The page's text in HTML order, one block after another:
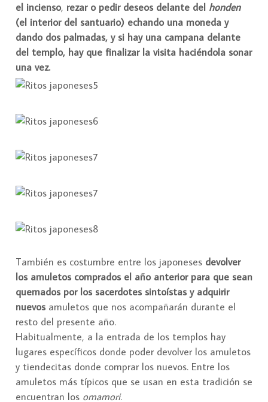
el incienso, rezar o pedir deseos delante del honden
(el interior del santuario) echando una moneda y
dando dos palmadas, y si hay una campana delante
del templo, hay que finalizar la visita haciéndola sonar
una vez.
También es costumbre entre los japoneses devolver
los amuletos comprados el año anterior para que sean
quemados por los sacerdotes sintoístas y adquirir
nuevos amuletos que nos acompañarán durante el
resto del presente año.
Habitualmente, a la entrada de los templos hay
lugares específicos donde poder devolver los amuletos
y tiendecitas donde comprar los nuevos. Entre los
amuletos más típicos que se usan en esta tradición se
encuentran los omamori.